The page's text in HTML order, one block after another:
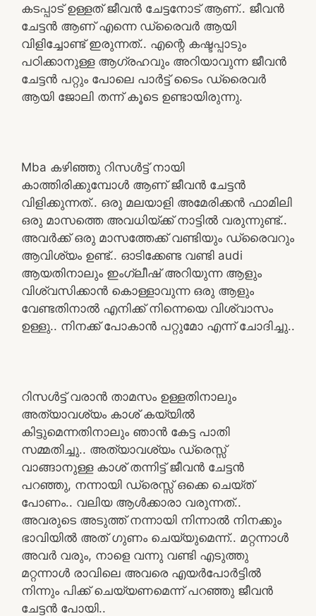
കടപ്പാട് ഉള്ളത് ജീവൻ ചേട്ടനോട് ആണ്.. ജീവൻ
ചേട്ടൻ ആണ് എന്നെ ഡ്രൈവർ ആയി
വിളിച്ചോണ്ട് ഇരുന്നത്.. എന്റെ കഷ്ടപ്പാടും
പഠിക്കാനുള്ള ആഗ്രഹവും അറിയാവുന്ന ജീവൻ
ചേട്ടൻ പറ്റും പോലെ പാർട്ട്‌ ടൈം ഡ്രൈവർ
ആയി ജോലി തന്ന് കൂടെ ഉണ്ടായിരുന്നു.
Mba കഴിഞ്ഞു റിസൾട്ട്‌ നായി
കാത്തിരിക്കുമ്പോൾ ആണ് ജീവൻ ചേട്ടൻ
വിളിക്കുന്നത്.. ഒരു മലയാളി അമേരിക്കൻ ഫാമിലി
ഒരു മാസത്തെ അവധിയ്ക്ക് നാട്ടിൽ വരുന്നുണ്ട്..
അവർക്ക് ഒരു മാസത്തേക്ക് വണ്ടിയും ഡ്രൈവറും
ആവിശ്യം ഉണ്ട്.. ഓടിക്കേണ്ട വണ്ടി audi
ആയതിനാലും ഇംഗ്ലീഷ് അറിയുന്ന ആളും
വിശ്വസിക്കാൻ കൊള്ളാവുന്ന ഒരു ആളും
വേണ്ടതിനാൽ എനിക്ക് നിന്നെയെ വിശ്വാസം
ഉള്ളു.. നിനക്ക് പോകാൻ പറ്റുമോ എന്ന് ചോദിച്ചു..
റിസൾട്ട്‌ വരാൻ താമസം ഉള്ളതിനാലും
അത്യാവശ്യം കാശ് കയ്യിൽ
കിട്ടുമെന്നതിനാലും ഞാൻ കേട്ട പാതി
സമ്മതിച്ചു.. അത്യാവശ്യം ഡ്രെസ്സ്
വാങ്ങാനുള്ള കാശ് തന്നിട്ട് ജീവൻ ചേട്ടൻ
പറഞ്ഞു, നന്നായി ഡ്രെസ്സ് ഒക്കെ ചെയ്ത്
പോണം.. വലിയ ആൾക്കാരാ വരുന്നത്..
അവരുടെ അടുത്ത് നന്നായി നിന്നാൽ നിനക്കും
ഭാവിയിൽ അത് ഗുണം ചെയ്യുമെന്ന്.. മറ്റന്നാൾ
അവർ വരും, നാളെ വന്നു വണ്ടി എടുത്തു
മറ്റന്നാൾ രാവിലെ അവരെ എയർപോർട്ടിൽ
നിന്നും പിക്ക് ചെയ്യണമെന്ന് പറഞ്ഞു ജീവൻ
ചേട്ടൻ പോയി..